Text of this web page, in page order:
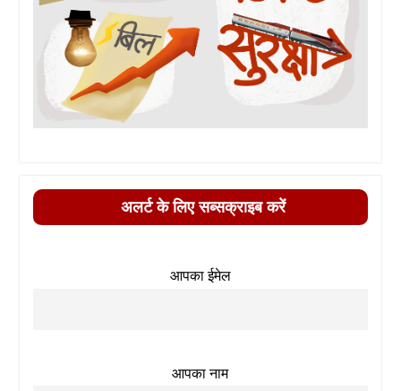
अलर्ट के लिए सब्सक्राइब करें
आपका ईमेल
आपका नाम